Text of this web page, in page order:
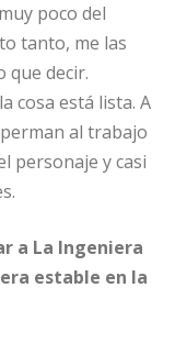
poco del
tanto, me las
que decir.
cosa está lista. A
al trabajo
personaje y casi
a La Ingeniera
estable en la